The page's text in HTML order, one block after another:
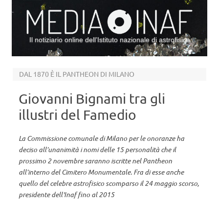
Il notiziario online dell’Istituto nazionale di astrofisica
DAL 1870 È IL PANTHEON DI MILANO
Giovanni Bignami tra gli
illustri del Famedio
La Commissione comunale di Milano per le onoranze ha
deciso all’unanimità i nomi delle 15 personalità che il
prossimo 2 novembre saranno iscritte nel Pantheon
all’interno del Cimitero Monumentale. Fra di esse anche
quello del celebre astrofisico scomparso il 24 maggio scorso,
presidente dell'Inaf fino al 2015